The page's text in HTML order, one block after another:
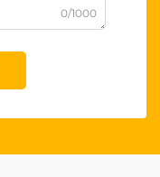
0/1000